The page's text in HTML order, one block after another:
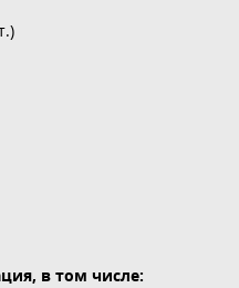
в том числе: